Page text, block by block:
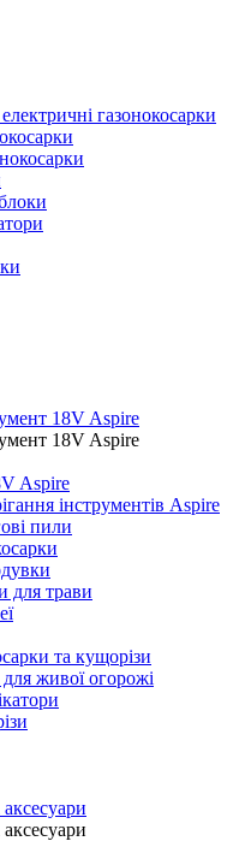
газонокосарки
18V Aspire
18V Aspire
Aspire
інструментів Aspire
пили
для трави
та кущорізи
живої огорожі